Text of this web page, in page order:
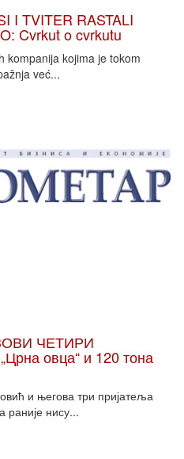
I TVITER RASTALI
Cvrkut o cvrkutu
kompanija kojima je tokom
već...
ЧЕТИРИ
овца“ и 120 тона
и његова три пријатеља
раније нису...